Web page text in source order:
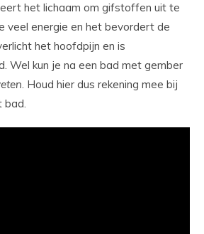
het lichaam om gifstoffen uit te
veel energie en het bevordert de
het hoofdpijn en is
Wel kun je na een bad met gember
. Houd hier dus rekening mee bij
bad.